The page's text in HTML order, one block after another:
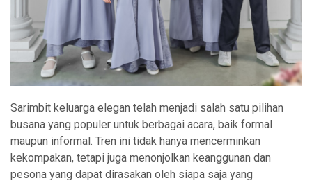
Sarimbit keluarga elegan telah menjadi salah satu pilihan
busana yang populer untuk berbagai acara, baik formal
maupun informal. Tren ini tidak hanya mencerminkan
kekompakan, tetapi juga menonjolkan keanggunan dan
pesona yang dapat dirasakan oleh siapa saja yang